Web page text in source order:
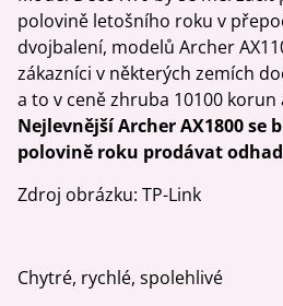
polovině letošního roku v
dvojbalení, modelů Archer
zákazníci v některých zemích
a to v ceně zhruba 10100 korun
Nejlevnější Archer AX1800 se
polovině roku prodávat
Zdroj obrázku: TP-Link
Chytré, rychlé, spolehlivé